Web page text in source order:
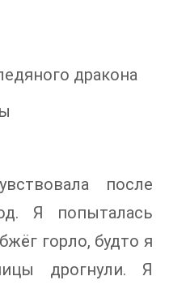
дракона
после
Я попыталась
горло, будто я
дрогнули. Я